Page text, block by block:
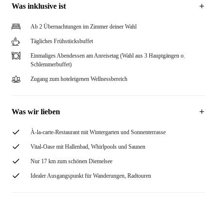
Was inklusive ist
Ab 2 Übernachtungen im Zimmer deiner Wahl
Tägliches Frühstücksbuffet
Einmaliges Abendessen am Anreisetag (Wahl aus 3 Hauptgängen o.
Schlemmerbuffet)
Zugang zum hoteleigenen Wellnessbereich
Was wir lieben
À-la-carte-Restaurant mit Wintergarten und Sonnenterrasse
Vital-Oase mit Hallenbad, Whirlpools und Saunen
Nur 17 km zum schönen Diemelsee
Idealer Ausgangspunkt für Wanderungen, Radtouren